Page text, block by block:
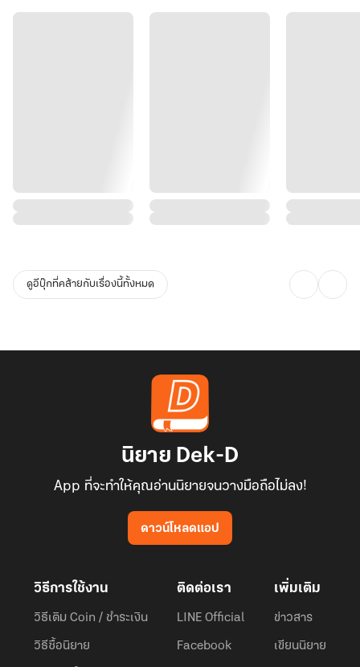
ดูอีบุ๊กที่คล้ายกับเรื่องนี้ทั้งหมด
นิยาย Dek-D
App ที่จะทำให้คุณอ่านนิยายจนวางมือถือไม่ลง!
ดาวน์โหลดแอป
วิธีการใช้งาน
วิธีเติม Coin / ชำระเงิน
วิธีซื้อนิยาย
ติดต่อเรา
LINE Official
Facebook
เพิ่มเติม
ข่าวสาร
เขียนนิยาย